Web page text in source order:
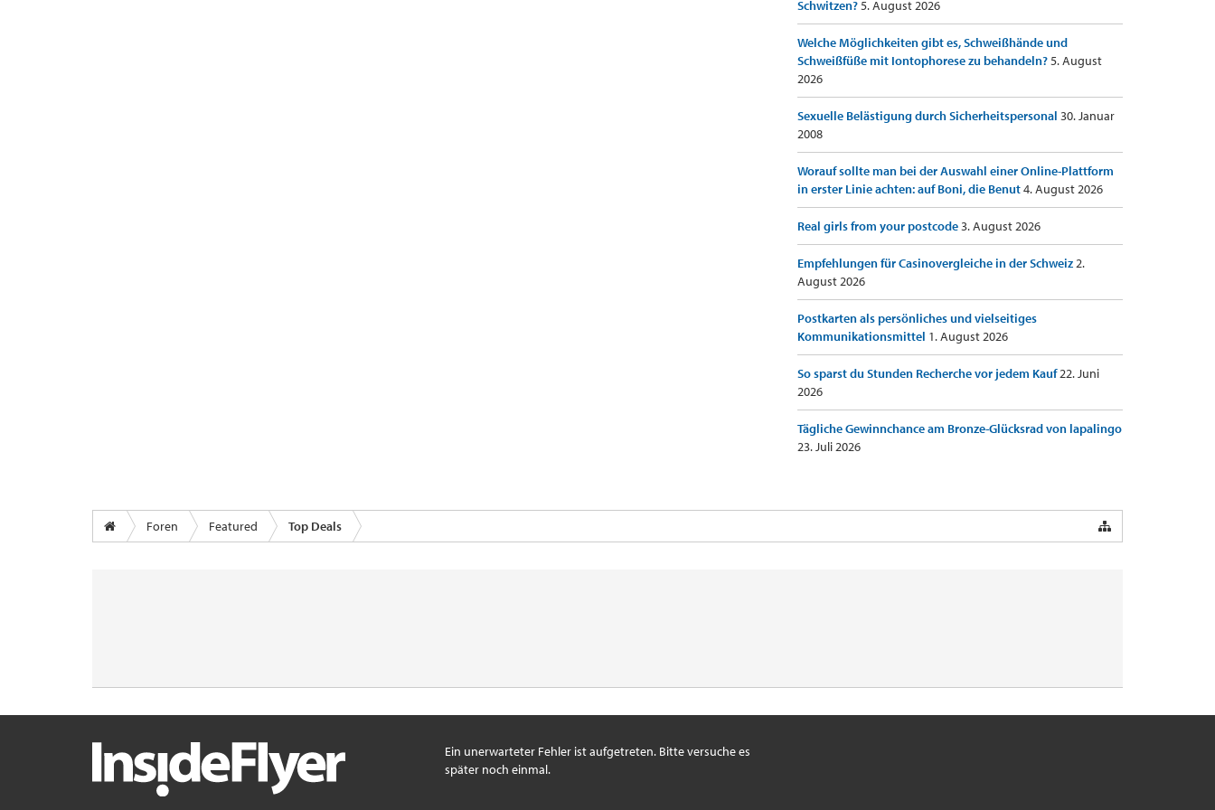
Schwitzen?5. August 2026
Welche Möglichkeiten gibt es, Schweißhände und
Schweißfüße mit Iontophorese zu behandeln?5. August
2026
Sexuelle Belästigung durch Sicherheitspersonal 30. Januar
2008
Worauf sollte man bei der Auswahl einer Online-Plattform
in erster Linie achten: auf Boni, die Benut4. August 2026
Real girls from your postcode3. August 2026
Empfehlungen für Casinovergleiche in der Schweiz2.
August 2026
Postkarten als persönliches und vielseitiges
Kommunikationsmittel 1. August 2026
So sparst du Stunden Recherche vor jedem Kauf22. Juni
2026
Tägliche Gewinnchance am Bronze-Glücksrad von lapalingo
23. Juli 2026
Foren Featured Top Deals
Ein unerwarteter Fehler ist aufgetreten. Bitte versuche es
später noch einmal.